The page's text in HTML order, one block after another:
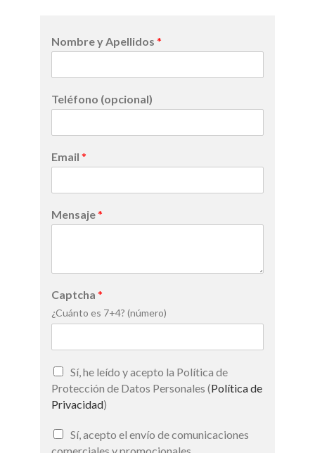
Nombre y Apellidos*
Teléfono (opcional)
Email*
Mensaje*
Captcha*
¿Cuánto es 7+4? (número)
Sí, he leído y acepto la Política de
Protección de Datos Personales (Política de
Privacidad)
Sí, acepto el envío de comunicaciones